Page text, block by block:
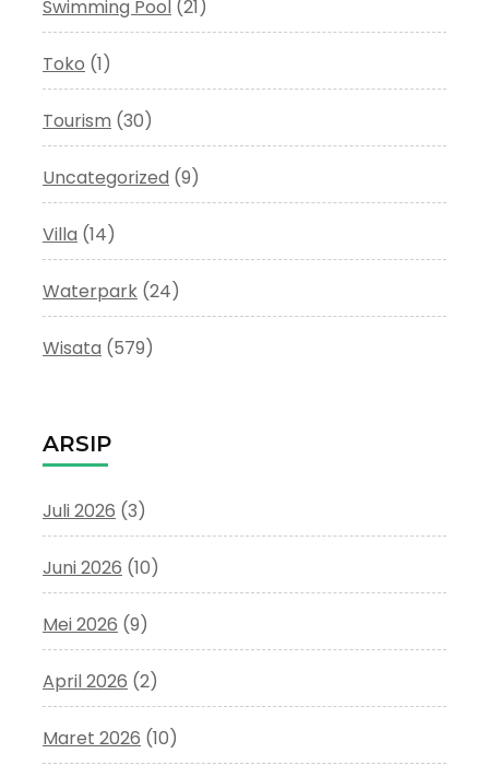
Swimming Pool (21)
Toko (1)
Tourism (30)
Uncategorized (9)
Villa (14)
Waterpark (24)
Wisata (579)
ARSIP
Juli 2026 (3)
Juni 2026 (10)
Mei 2026 (9)
April 2026 (2)
Maret 2026 (10)